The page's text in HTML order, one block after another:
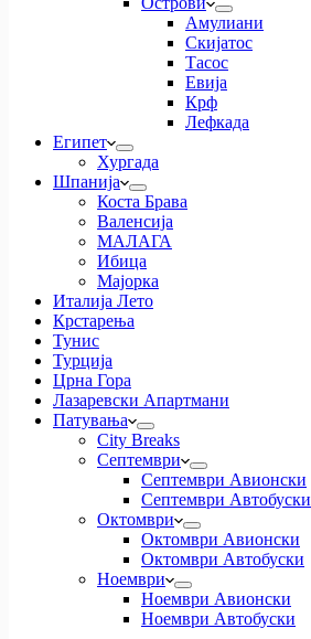
Амулиани
Скијатос
Тасос
Евија
Крф
Лефкада
Египет
Хургада
Шпанија
Коста Брава
Валенсија
МАЛАГА
Ибица
Мајорка
Италија Лето
Крстарења
Тунис
Турција
Црна Гора
Лазаревски Апартмани
Патувања
City Breaks
Септември
Септември Авионски
Септември Автобуски
Октомври
Октомври Авионски
Октомври Автобуски
Ноември
Ноември Авионски
Ноември Автобуски